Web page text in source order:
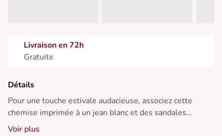
Livraison en 72h
Gratuite
Détails
Pour une touche estivale audacieuse, associez cette
chemise imprimée à un jean blanc et des sandales
dorées. Idéale pour les journées ensoleillées.
Voir plus